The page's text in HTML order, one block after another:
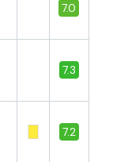
7.0
7.3
7.2